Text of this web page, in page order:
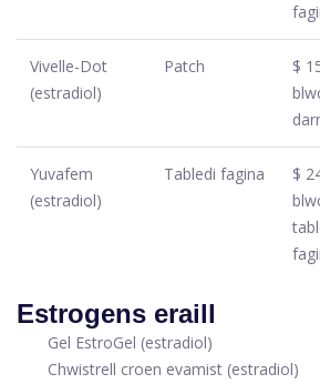
Vivelle-Dot
(estradiol)
Patch
$
Yuvafem
(estradiol)
Tabledi fagina
$
Estrogens eraill
Gel EstroGel (estradiol)
Chwistrell croen evamist (estradiol)